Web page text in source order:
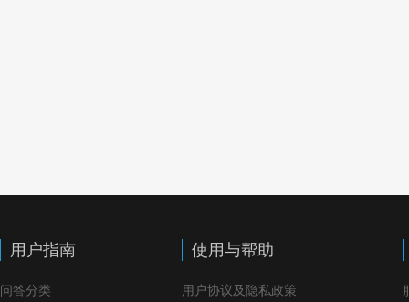
用户指南
问答分类
使用与帮助
用户协议及隐私政策